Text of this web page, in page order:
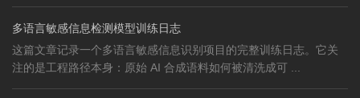
多语言敏感信息检测模型训练日志
这篇文章记录一个多语言敏感信息识别项目的完整训练日志。它关
注的是工程路径本身：原始 AI 合成语料如何被清洗成可 ...